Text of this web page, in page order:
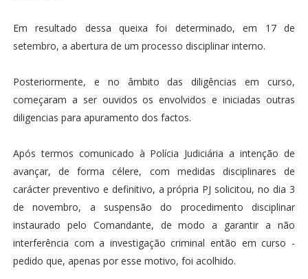
Em resultado dessa queixa foi determinado, em 17 de
setembro, a abertura de um processo disciplinar interno.
Posteriormente, e no âmbito das diligências em curso,
começaram a ser ouvidos os envolvidos e iniciadas outras
diligencias para apuramento dos factos.
Após termos comunicado à Polícia Judiciária a intenção de
avançar, de forma célere, com medidas disciplinares de
carácter preventivo e definitivo, a própria PJ solicitou, no dia 3
de novembro, a suspensão do procedimento disciplinar
instaurado pelo Comandante, de modo a garantir a não
interferência com a investigação criminal então em curso -
pedido que, apenas por esse motivo, foi acolhido.